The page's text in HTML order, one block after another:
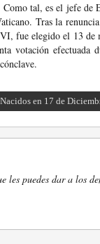
tal, es el jefe de
Tras la
fue elegido el 13 de
votación efectuada
Nacidos en 17 de
les puedes dar a los